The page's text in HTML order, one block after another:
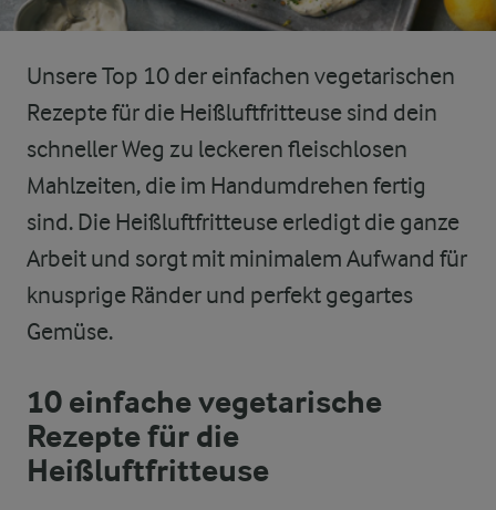
Unsere Top 10 der einfachen vegetarischen
Rezepte für die Heißluftfritteuse sind dein
schneller Weg zu leckeren fleischlosen
Mahlzeiten, die im Handumdrehen fertig
sind. Die Heißluftfritteuse erledigt die ganze
Arbeit und sorgt mit minimalem Aufwand für
knusprige Ränder und perfekt gegartes
Gemüse.
10 einfache vegetarische
Rezepte für die
Heißluftfritteuse